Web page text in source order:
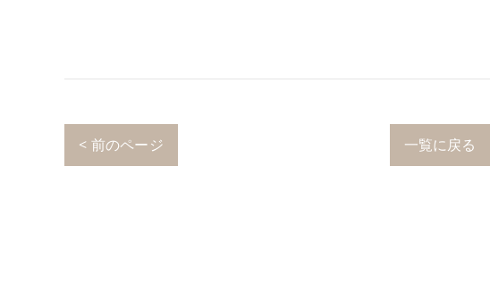
< 前のページ 一覧に戻る